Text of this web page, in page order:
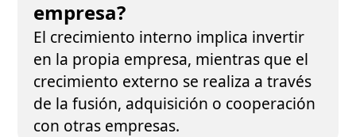
empresa?
El crecimiento interno implica invertir
en la propia empresa, mientras que el
crecimiento externo se realiza a través
de la fusión, adquisición o cooperación
con otras empresas.